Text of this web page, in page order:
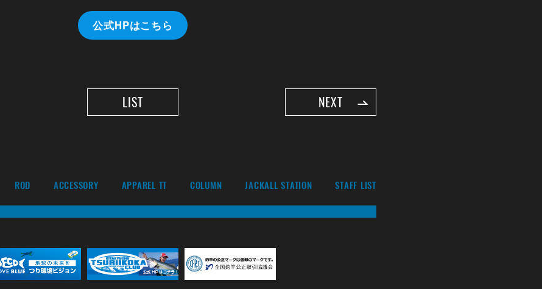
公式HPはこちら
LIST NEXT
ROD ACCESSORY APPAREL TT COLUMN JACKALL STATION STAFF LIST